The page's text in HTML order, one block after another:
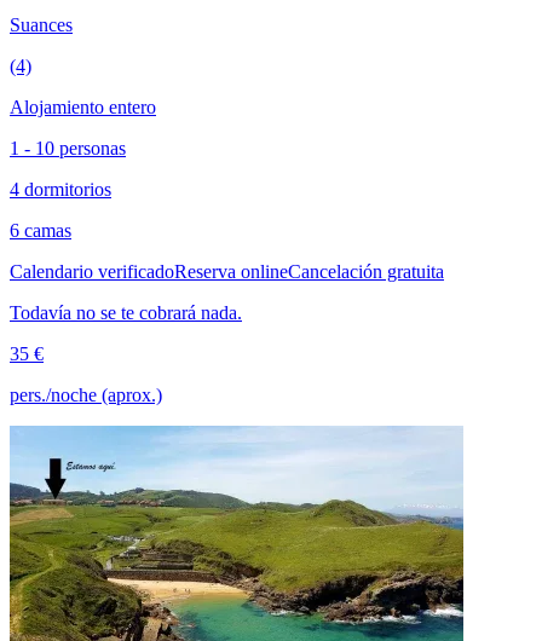
Suances
(4)
Alojamiento entero
1 - 10 personas
4 dormitorios
6 camas
Calendario verificadoReserva onlineCancelación gratuita
Todavía no se te cobrará nada.
35 €
pers./noche (aprox.)